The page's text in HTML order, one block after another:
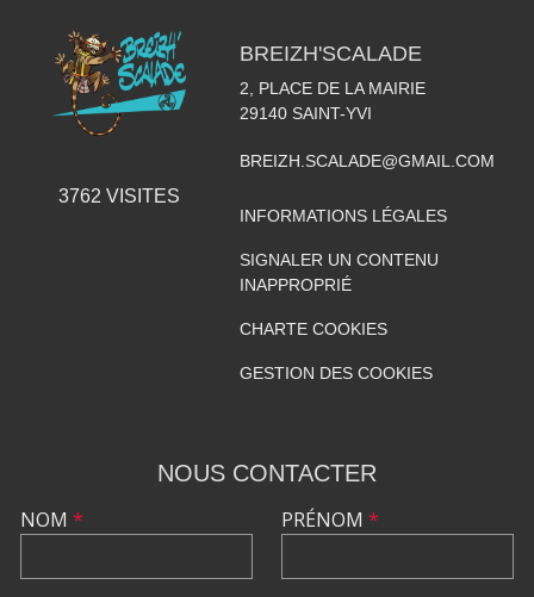
3762 VISITES
BREIZH'SCALADE
2, PLACE DE LA MAIRIE
29140 SAINT-YVI
BREIZH.SCALADE@GMAIL.COM
INFORMATIONS LÉGALES
SIGNALER UN CONTENU
INAPPROPRIÉ
CHARTE COOKIES
GESTION DES COOKIES
NOUS CONTACTER
NOM * PRÉNOM *